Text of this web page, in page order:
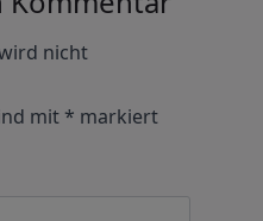
nicht
mit* markiert